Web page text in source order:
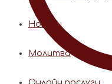
Новини
Молитва